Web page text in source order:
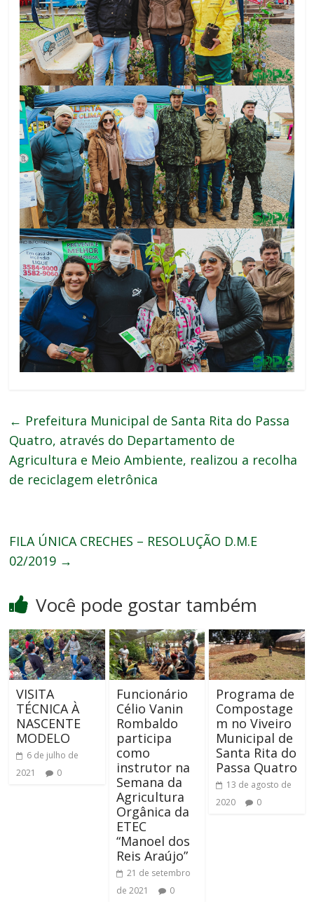
← Prefeitura Municipal de Santa Rita do Passa
Quatro, através do Departamento de
Agricultura e Meio Ambiente, realizou a recolha
de reciclagem eletrônica
FILA ÚNICA CRECHES – RESOLUÇÃO D.M.E
02/2019 →
Você pode gostar também
VISITA
TÉCNICA À
NASCENTE
MODELO
6 de julho de
2021
0
Funcionário
Célio Vanin
Rombaldo
participa
como
instrutor na
Semana da
Agricultura
Orgânica da
ETEC
“Manoel dos
Reis Araújo”
21 de setembro
de 2021
0
Programa de
Compostage
m no Viveiro
Municipal de
Santa Rita do
Passa Quatro
13 de agosto de
2020
0